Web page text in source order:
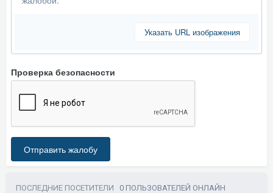
Указать URL изображения
Проверка безопасности
Отправить жалобу
ПОСЛЕДНИЕ ПОСЕТИТЕЛИ 0 ПОЛЬЗОВАТЕЛЕЙ ОНЛАЙН